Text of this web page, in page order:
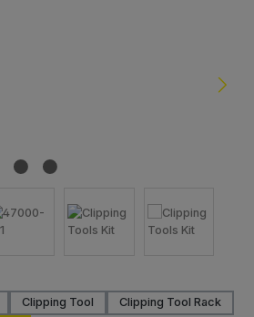
Clipping Tool
Clipping Tool Rack